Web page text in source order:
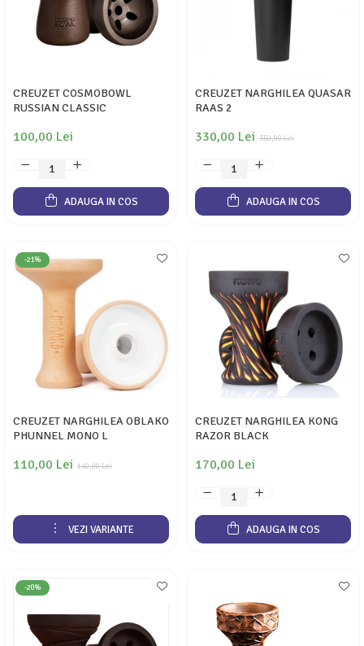
CREUZET COSMOBOWL
RUSSIAN CLASSIC
100,00 Lei
ADAUGA IN COS
CREUZET NARGHILEA QUASAR
RAAS 2
350,00 Lei
330,00 Lei
ADAUGA IN COS
-21%
CREUZET NARGHILEA OBLAKO
PHUNNEL MONO L
140,00 Lei
110,00 Lei
VEZI VARIANTE
CREUZET NARGHILEA KONG
RAZOR BLACK
170,00 Lei
ADAUGA IN COS
-20%